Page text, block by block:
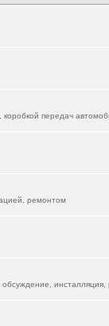
его в городе. А я
другие автомобили в
передач
ремонтом